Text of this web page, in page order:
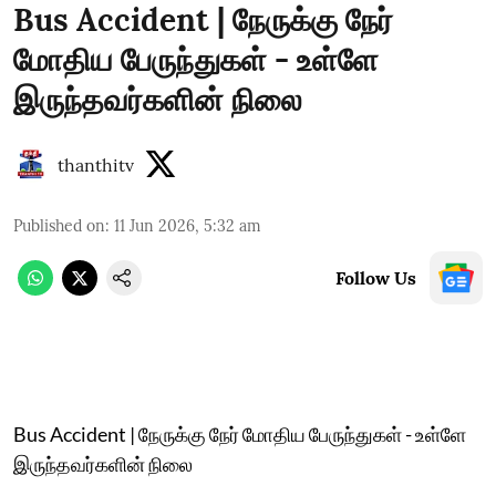
Bus Accident | நேருக்கு நேர்
மோதிய பேருந்துகள் - உள்ளே
இருந்தவர்களின் நிலை
thanthitv
Published on: 11 Jun 2026, 5:32 am
Follow Us
Bus Accident | நேருக்கு நேர் மோதிய பேருந்துகள் - உள்ளே
இருந்தவர்களின் நிலை